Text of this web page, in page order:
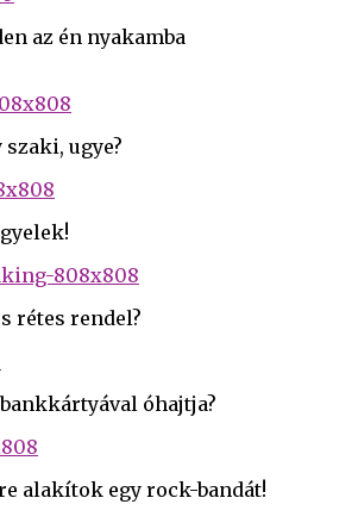
az én nyakamba
szaki, ugye?
rétes rendel?
óhajtja?
alakítok egy rock-bandát!